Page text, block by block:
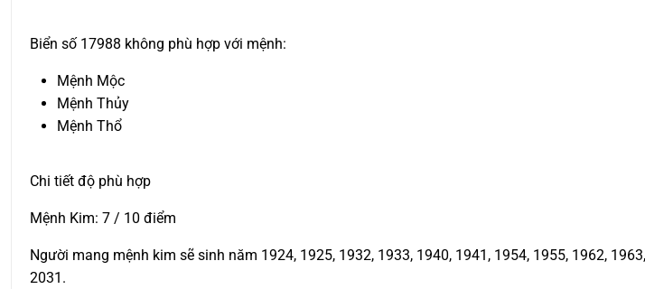
Biển số 17988 không phù hợp với mệnh:
Mệnh Mộc
Mệnh Thủy
Mệnh Thổ
Chi tiết độ phù hợp
Mệnh Kim: 7 / 10 điểm
Người mang mệnh kim sẽ sinh năm 1924, 1925, 1932, 1933, 1940, 1941, 1954, 1955, 1962,
2031.